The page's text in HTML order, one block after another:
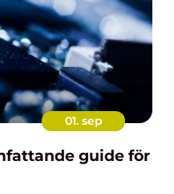
01. sep
guide för